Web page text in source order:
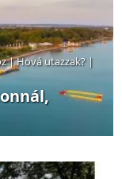
|Hová utazzak? |